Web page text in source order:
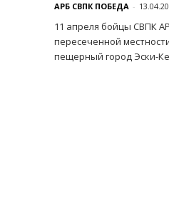
АРБ СВПК ПОБЕДА -
11 апреля бойцы СВПК
пересеченной
пещерный город Эски-